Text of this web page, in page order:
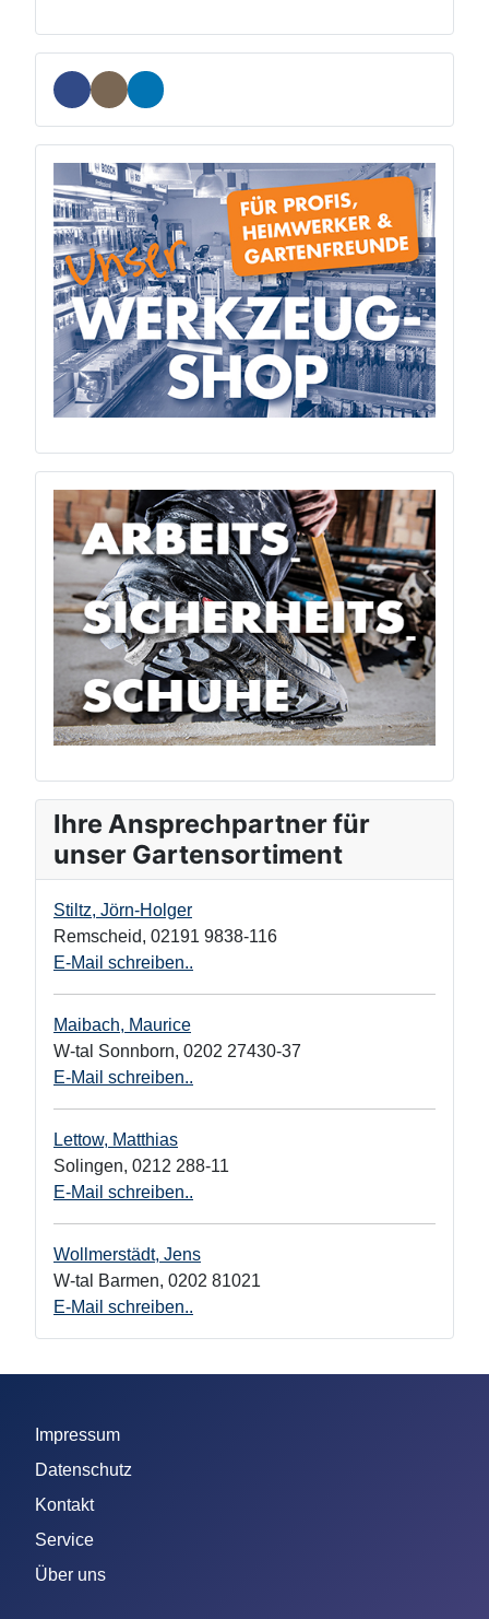
Ihre Ansprechpartner für
unser Gartensortiment
Stiltz, Jörn-Holger
Remscheid, 02191 9838-116
E-Mail schreiben..
Maibach, Maurice
W-tal Sonnborn, 0202 27430-37
E-Mail schreiben..
Lettow, Matthias
Solingen, 0212 288-11
E-Mail schreiben..
Wollmerstädt, Jens
W-tal Barmen, 0202 81021
E-Mail schreiben..
Impressum
Datenschutz
Kontakt
Service
Über uns